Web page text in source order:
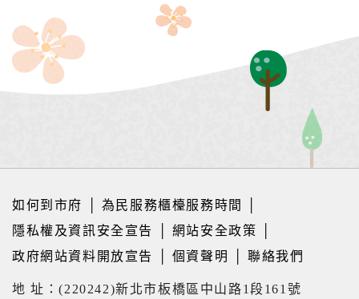
如何到市府 為民服務櫃檯服務時間
隱私權及資訊安全宣告
網站安全政策
政府網站資料開放宣告
個資聲明 │聯絡我們
地 址：(220242)新北市板橋區中山路1段161號